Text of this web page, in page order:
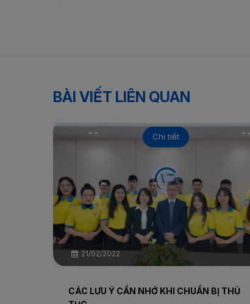
BÀI VIẾT LIÊN QUAN
21/02/2022
Chi tiết
CÁC LƯU Ý CẦN NHỚ KHI CHUẨN BỊ THỦ